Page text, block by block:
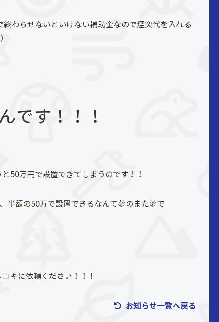
わらせないといけない補助金なので煙突代を入れる
です！！！
50万円で設置できてしまうのです！！
半額の50万で設置できるなんて夢のまた夢で
キに依頼ください！！！
お知らせ一覧へ戻る